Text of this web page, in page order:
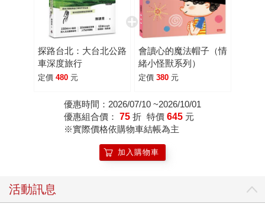
探路台北：大台北公路
車深度旅行
定價 480 元
會讀心的魔法帽子（情
緒小怪獸系列）
定價 380 元
優惠時間：2026/07/10 ~2026/10/01
優惠組合價： 75 折 特價 645 元
※實際價格依購物車結帳為主
加入購物車
活動訊息